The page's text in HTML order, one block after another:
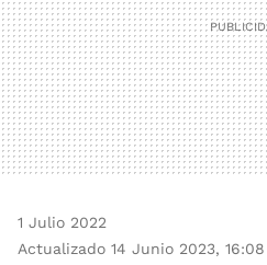
1 Julio 2022
Actualizado 14 Junio 2023, 16:08